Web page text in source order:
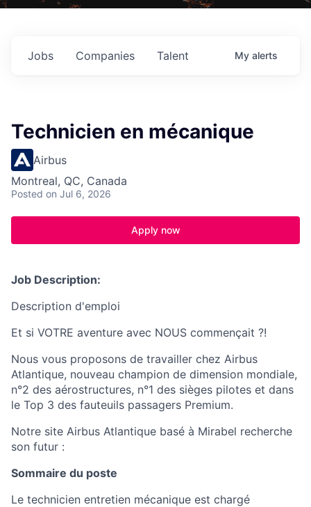
Jobs Companies Talent My alerts
Technicien en mécanique
Airbus
Montreal, QC, Canada
Posted on Jul 6, 2026
Apply now
Job Description:
Description d'emploi
Et si VOTRE aventure avec NOUS commençait ?!
Nous vous proposons de travailler chez Airbus
Atlantique, nouveau champion de dimension mondiale,
n°2 des aérostructures, n°1 des sièges pilotes et dans
le Top 3 des fauteuils passagers Premium.
Notre site Airbus Atlantique basé à Mirabel recherche
son futur :
Sommaire du poste
Le technicien entretien mécanique est chargé